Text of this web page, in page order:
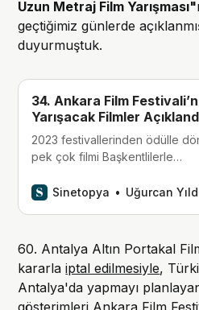
Uzun Metraj Film Yarışması"
geçtiğimiz günlerde
duyurmuştuk.
34. Ankara Film
Yarışacak Filmler
2023 festivallerinden ödülle
pek çok filmi Başkentlilerle
yıl 2-10 Kasım tarihlerinde
Sinetopya Uğurcan
60. Antalya Altın Portakal
kararlaiptal edilmesiyle,
Antalya'da yapmayı